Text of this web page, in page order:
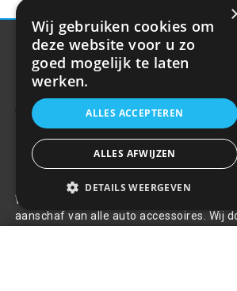
Over ons
Welkom bij R&R Parts Automotive, uw
aanschaf van alle auto accessoires. Wij
Wij gebruiken cookies om
deze website voor u zo
goed mogelijk te laten
werken.
ALLES ACCEPTEREN
ALLES AFWIJZEN
DETAILS WEERGEVEN